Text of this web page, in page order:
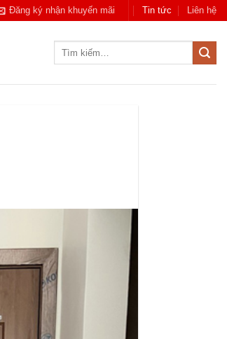
Đăng ký nhận khuyến mãi Tin tức Liên hệ